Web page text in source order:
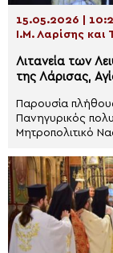
15.05.2026 |
Ι.Μ. Λαρίσης
Λιτανεία των
της Λάρισας,
Παρουσία
Πανηγυρικός
Μητροπολιτικό